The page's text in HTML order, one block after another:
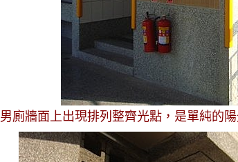
男廁牆面上出現排列整齊光點，是單純的